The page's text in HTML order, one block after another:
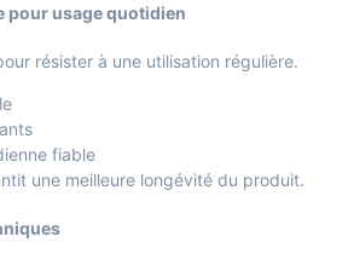
usage quotidien
résister à une utilisation régulière.
fiable
une meilleure longévité du produit.